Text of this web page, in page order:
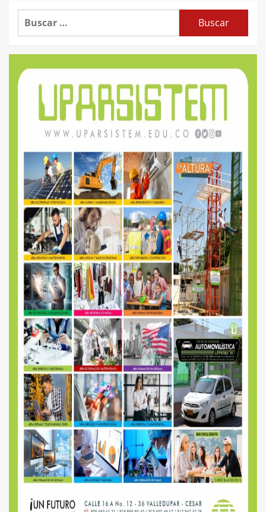
Buscar: